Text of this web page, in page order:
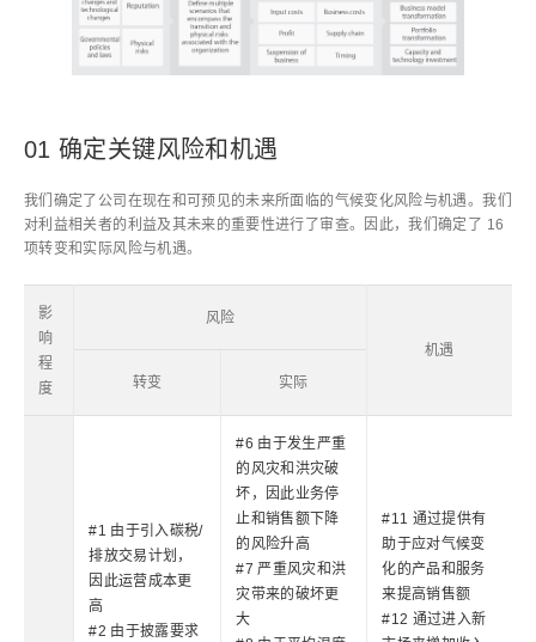
01 确定关键风险和机遇
我们确定了公司在现在和可预见的未来所面临的气候变化风险与机遇。我们
对利益相关者的利益及其未来的重要性进行了审查。因此，我们确定了 16
项转变和实际风险与机遇。
影
响
程
度
风险
机遇
转变
实际
#1 由于引入碳税/
排放交易计划，
因此运营成本更
高
#2 由于披露要求
#6 由于发生严重
的风灾和洪灾破
坏，因此业务停
止和销售额下降
的风险升高
#7 严重风灾和洪
灾带来的破坏更
大
#11 通过提供有
助于应对气候变
化的产品和服务
来提高销售额
#12 通过进入新